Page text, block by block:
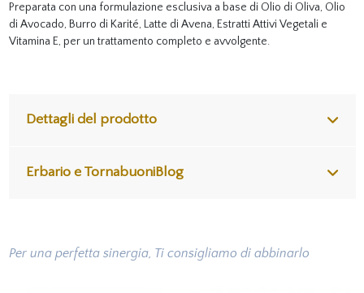
Preparata con una formulazione esclusiva a base di Olio di Oliva, Olio
di Avocado, Burro di Karité, Latte di Avena, Estratti Attivi Vegetali e
Vitamina E, per un trattamento completo e avvolgente.
Dettagli del prodotto
Erbario e TornabuoniBlog
Per una perfetta sinergia, Ti consigliamo di abbinarlo